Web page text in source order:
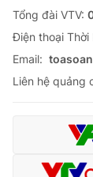
Tổng đài VTV:
Ðiện thoại Thời
Email:
Liên hệ quảng